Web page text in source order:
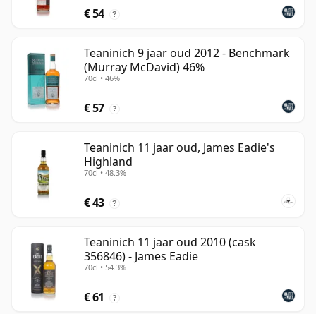
€ 54 ?
Teaninich 9 jaar oud 2012 - Benchmark
(Murray McDavid) 46%
70cl • 46%
€ 57 ?
Teaninich 11 jaar oud, James Eadie's
Highland
70cl • 48.3%
€ 43 ?
Teaninich 11 jaar oud 2010 (cask
356846) - James Eadie
70cl • 54.3%
€ 61 ?